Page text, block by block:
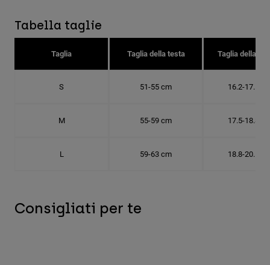
Tabella taglie
Taglia Taglia della testa Taglia della
S 51-55 cm 16.2-17.5
M 55-59 cm 17.5-18.8
L 59-63 cm 18.8-20.1
Consigliati per te